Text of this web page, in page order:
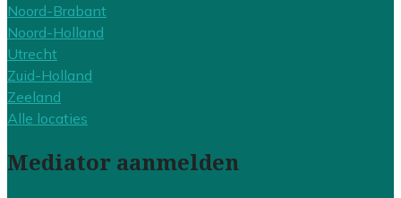
Noord-Brabant
Noord-Holland
Utrecht
Zuid-Holland
Zeeland
Alle locaties
Mediator aanmelden